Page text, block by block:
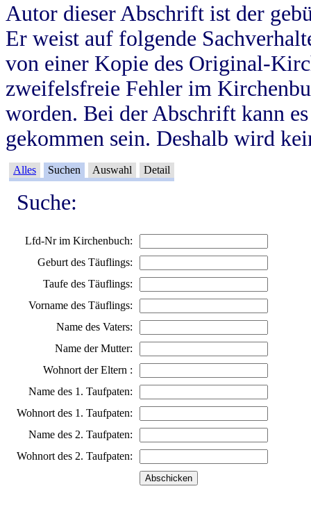
Autor dieser Abschrift ist der
Er weist auf folgende
von einer Kopie des Original-
zweifelsfreie Fehler im
worden. Bei der Abschrift kann
gekommen sein. Deshalb wird
Alles Suchen Auswahl Detail
Suche:
Lfd-Nr im Kirchenbuch:
Geburt des Täuflings:
Taufe des Täuflings:
Vorname des Täuflings:
Name des Vaters:
Name der Mutter:
Wohnort der Eltern :
Name des 1. Taufpaten:
Wohnort des 1. Taufpaten:
Name des 2. Taufpaten:
Wohnort des 2. Taufpaten: